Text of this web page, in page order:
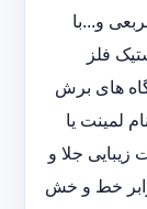
و...با
فلز
های برش
لمینت یا
جلا و
خط و خش